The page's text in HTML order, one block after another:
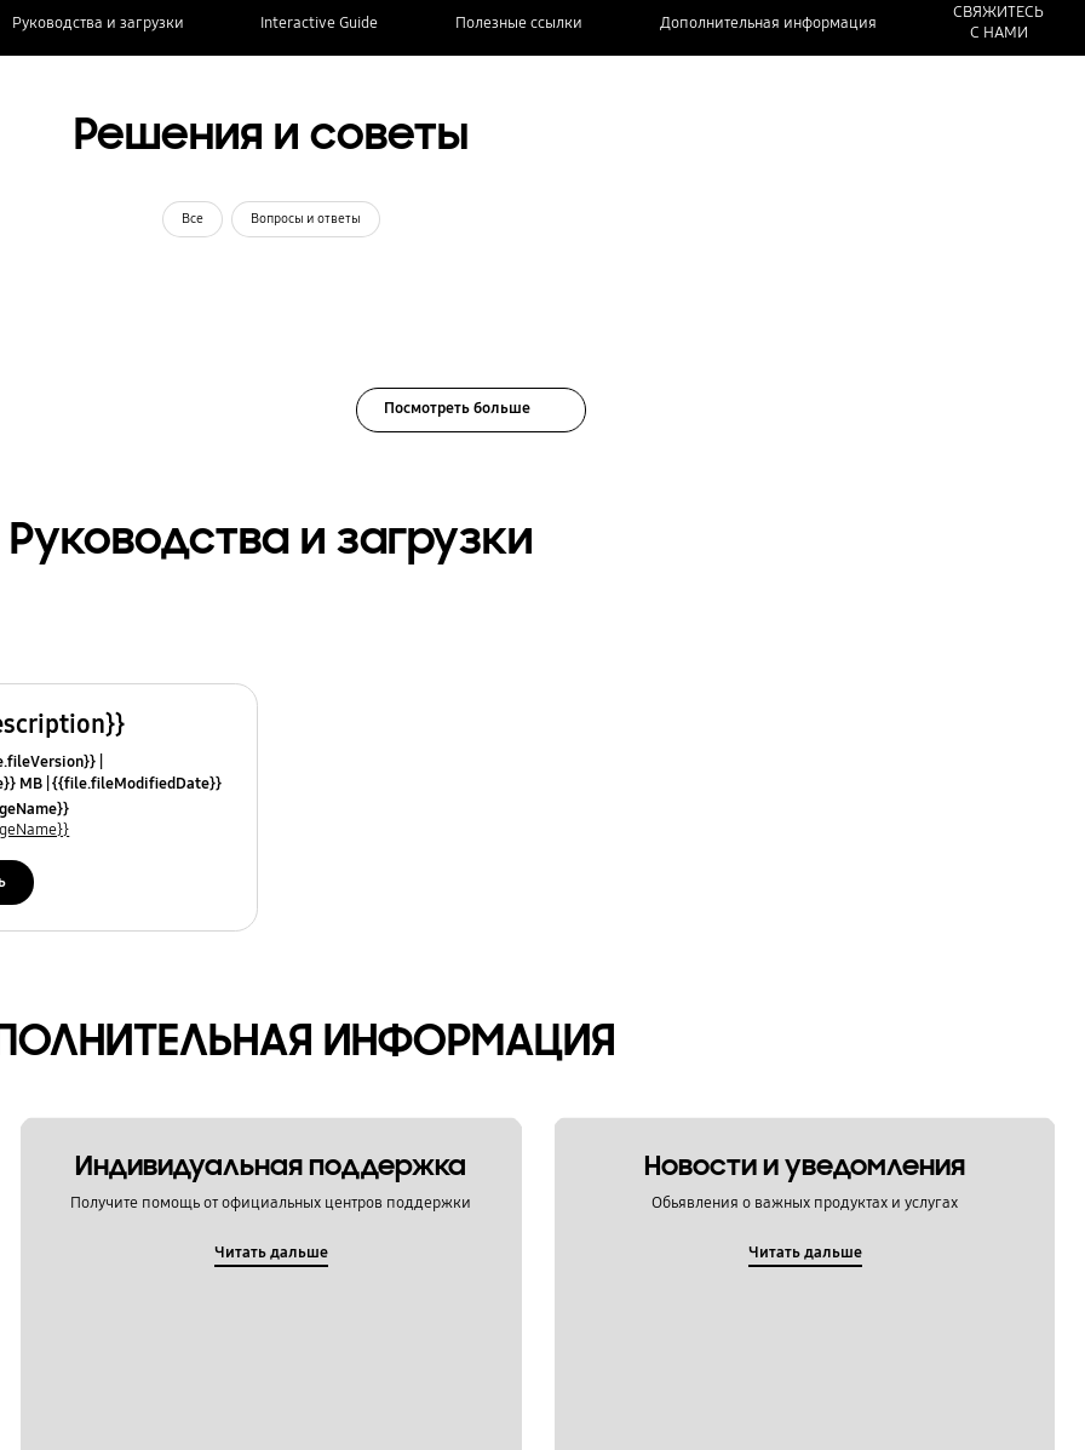
Руководства и загрузки Interactive Guide Полезные ссылки Дополнительная информация
СВЯЖИТЕСЬ
С НАМИ
Решения и советы
Все Вопросы и ответы
Посмотреть больше
Руководства и загрузки
MB {{file.fileModifiedDate}}
ИНФОРМАЦИЯ
Индивидуальная поддержка
Получите помощь от официальных центров поддержки
Читать дальше
Новости и уведомления
Обьявления о важных продуктах и услугах
Читать дальше